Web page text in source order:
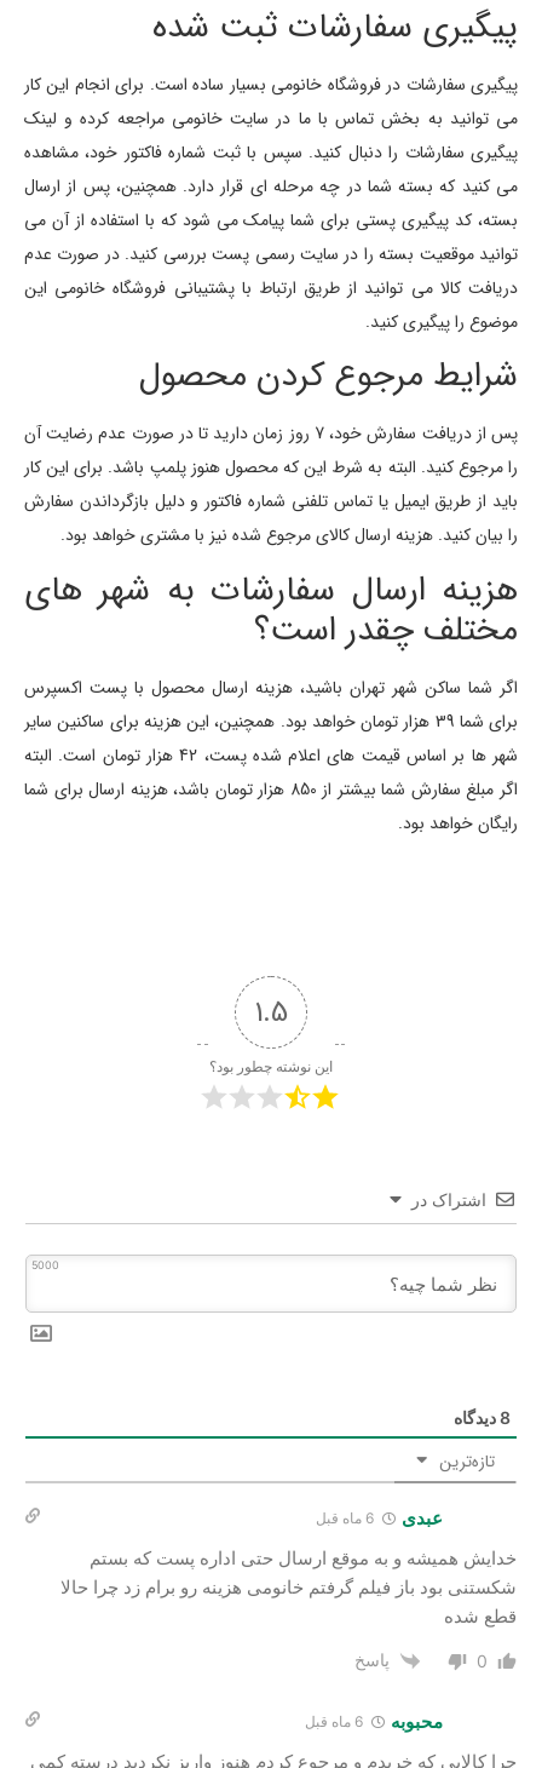
پیگیری سفارشات ثبت شده
پیگیری سفارشات در فروشگاه خانومی بسیار ساده است. برای انجام این کار
می توانید به بخش تماس با ما در سایت خانومی مراجعه کرده و لینک
پیگیری سفارشات را دنبال کنید. سپس با ثبت شماره فاکتور خود، مشاهده
می کنید که بسته شما در چه مرحله ای قرار دارد. همچنین، پس از ارسال
بسته، کد پیگیری پستی برای شما پیامک می شود که با استفاده از آن می
توانید موقعیت بسته را در سایت رسمی پست بررسی کنید. در صورت عدم
دریافت کالا می توانید از طریق ارتباط با پشتیبانی فروشگاه خانومی این
موضوع را پیگیری کنید.
شرایط مرجوع کردن محصول
پس از دریافت سفارش خود، 7 روز زمان دارید تا در صورت عدم رضایت آن
را مرجوع کنید. البته به شرط این که محصول هنوز پلمپ باشد. برای این کار
باید از طریق ایمیل یا تماس تلفنی شماره فاکتور و دلیل بازگرداندن سفارش
را بیان کنید. هزینه ارسال کالای مرجوع شده نیز با مشتری خواهد بود.
هزینه ارسال سفارشات به شهر های
مختلف چقدر است؟
اگر شما ساکن شهر تهران باشید، هزینه ارسال محصول با پست اکسپرس
برای شما 39 هزار تومان خواهد بود. همچنین، این هزینه برای ساکنین سایر
شهر ها بر اساس قیمت های اعلام شده پست، 42 هزار تومان است. البته
اگر مبلغ سفارش شما بیشتر از 850 هزار تومان باشد، هزینه ارسال برای شما
رایگان خواهد بود.
1.5
این نوشته چطور بود؟
اشتراک در
5000
8دیدگاه
تازه‌ترین
عبدی
خدایش همیشه و به موقع ارسال حتی اداره پست که بستم
شکستنی بود باز فیلم گرفتم خانومی هزینه رو برام زد چرا حالا
قطع شده
0 پاسخ
محبوبه
چرا کالایی که خریدم و مرجوع کردم هنوز واریز نکردید درسته کمی